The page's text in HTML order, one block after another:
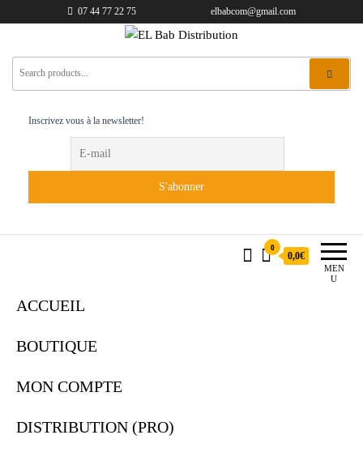
07 44 77 22 75 elbabcom@gmail.com
EL Bab Distribution
Inscrivez vous à la newsletter!
MEN
U
0
0,0€
ACCUEIL
BOUTIQUE
MON COMPTE
DISTRIBUTION (PRO)